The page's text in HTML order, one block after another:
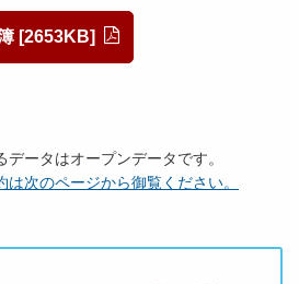
[2653KB]
ータはオープンデータです。
次のページから御覧ください。